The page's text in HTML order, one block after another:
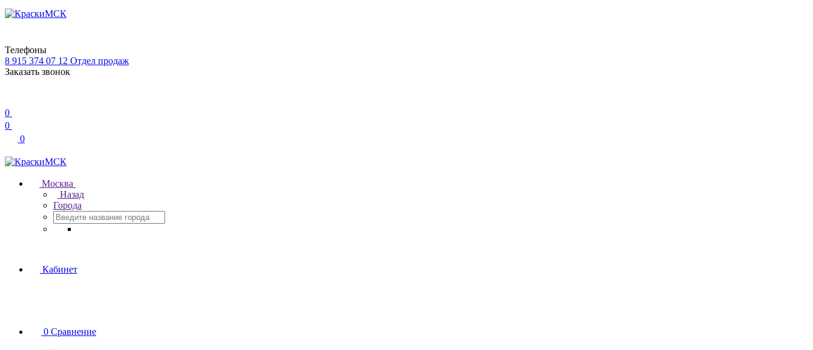
Телефоны
8 915 374 07 12 Отдел продаж
Заказать звонок
0
0
0
Москва
Назад
Города
Кабинет
0 Сравнение